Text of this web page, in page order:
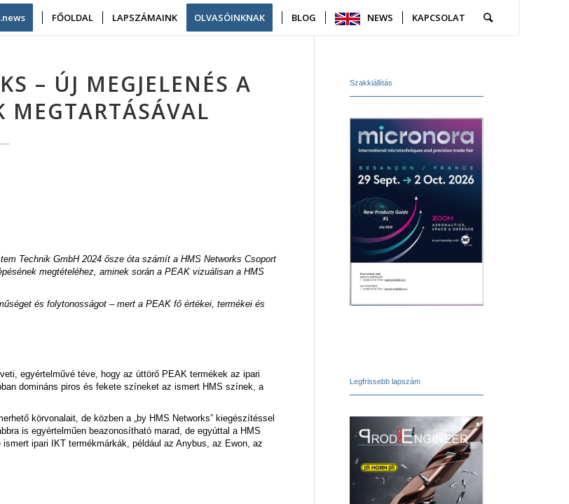
FŐOLDAL LAPSZÁMAINK OLVASÓINKNAK BLOG NEWS KAPCSOLAT
– ÚJ MEGJELENÉS A
MEGTARTÁSÁVAL
Technik GmbH 2024 ősze óta számít a HMS Networks Csoport
megtételéhez, aminek során a PEAK vizuálisan a HMS
és folytonosságot – mert a PEAK fő értékei, termékei és
egyértelművé téve, hogy az úttörő PEAK termékek az ipari
domináns piros és fekete színeket az ismert HMS színek, a
körvonalait, de közben a „by HMS Networks” kiegészítéssel
is egyértelműen beazonosítható marad, de egyúttal a HMS
ipari IKT termékmárkák, például az Anybus, az Ewon, az
Szakkiállítás
Legfrissebb lapszám